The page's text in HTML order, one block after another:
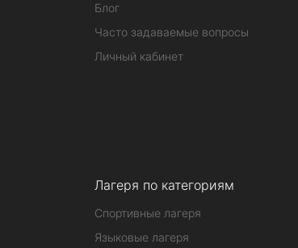
Блог
Часто задаваемые вопросы
Личный кабинет
Лагеря по категориям
Спортивные лагеря
Языковые лагеря